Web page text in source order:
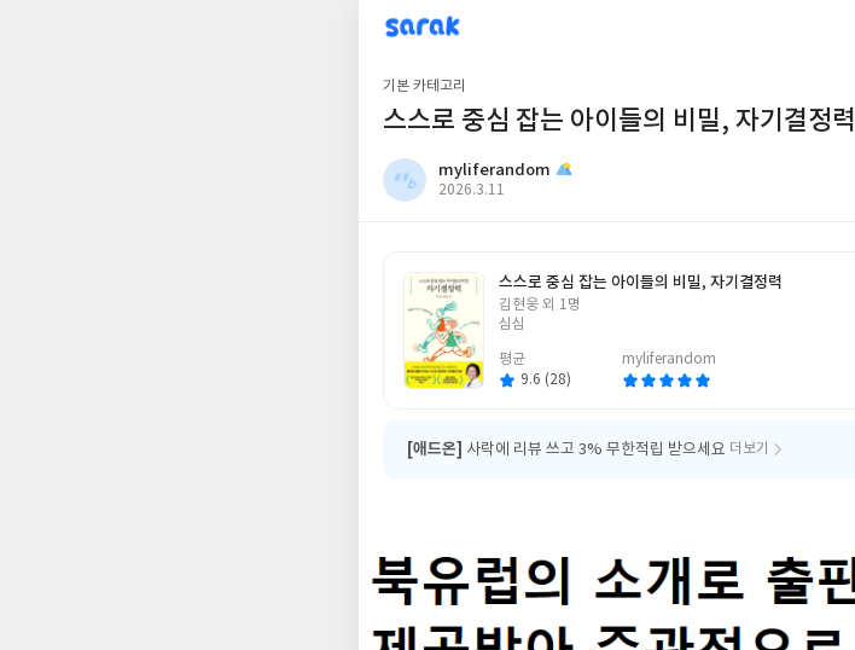
sarak
myliferandom
기본 카테고리
스스로 중심 잡는 아이들의 비밀, 자기결정력
myliferandom
작
2026.3.11
스스로 중심 잡는 아이들의 비밀, 자기결정력
글
쓴
김현웅 외 1명
심심
평균
9.6 (28)
myliferandom
[애드온] 사락에 리뷰 쓰고 3% 무한적립 받으세요 더보기